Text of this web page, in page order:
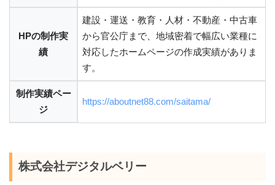
HPの制作実
績
建設・運送・教育・人材・不動産・中古車
から官公庁まで、地域密着で幅広い業種に
対応したホームページの作成実績がありま
す。
制作実績ペー
ジ
https://aboutnet88.com/saitama/
株式会社デジタルベリー